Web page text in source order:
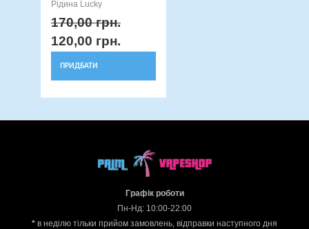
Рідина Lucky
170,00грн.
120,00 грн.
ПРИДБАТИ
Графік роботи
Пн-Нд: 10:00-22:00
* в неділю тільки прийом замовлень, відправки наступного дня